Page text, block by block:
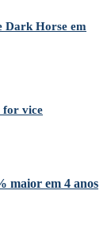
Dark Horse em
for vice
maior em 4 anos